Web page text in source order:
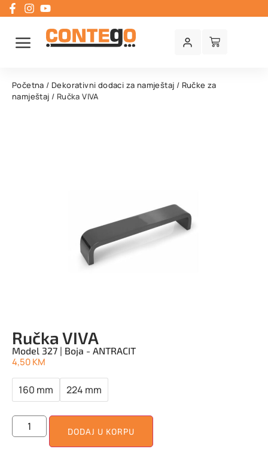
Početna / Dekorativni dodaci za namještaj / Ručke za
namještaj / Ručka VIVA
Ručka VIVA
Model 327 | Boja - ANTRACIT
4,50KM
160 mm 224 mm
DODAJ U KORPU